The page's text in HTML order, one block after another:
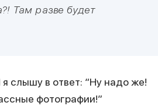
Там разве будет
слышу в ответ: “Ну надо же!
фотографии!”